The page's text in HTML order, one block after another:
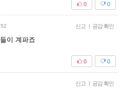
0
0
신고 | 공감 확인
이 계파죠
0
0
신고 | 공감 확인